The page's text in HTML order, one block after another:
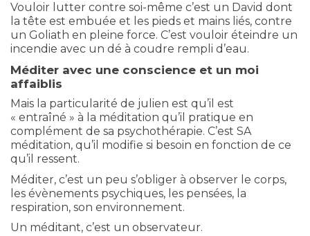
Vouloir lutter contre soi-même c’est un David dont
la tête est embuée et les pieds et mains liés, contre
un Goliath en pleine force. C’est vouloir éteindre un
incendie avec un dé à coudre rempli d’eau.
Méditer avec une conscience et un moi
affaiblis
Mais la particularité de julien est qu’il est
« entraîné » à la méditation qu’il pratique en
complément de sa psychothérapie. C’est SA
méditation, qu’il modifie si besoin en fonction de ce
qu’il ressent.
Méditer, c’est un peu s’obliger à observer le corps,
les évènements psychiques, les pensées, la
respiration, son environnement.
Un méditant, c’est un observateur.